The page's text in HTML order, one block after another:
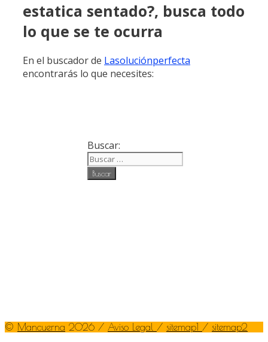
estatica sentado?, busca todo
lo que se te ocurra
En el buscador de Lasoluciónperfecta
encontrarás lo que necesites:
Buscar:
© Mancuerna 2026 / Aviso Legal / sitemap1 / sitemap2